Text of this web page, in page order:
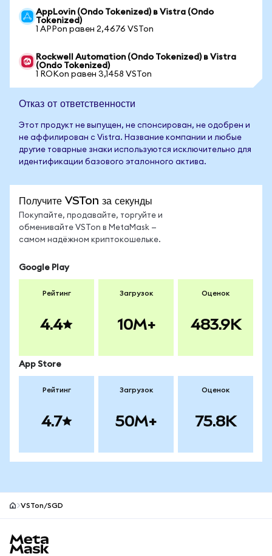
AppLovin (Ondo Tokenized) в Vistra (Ondo
Tokenized)
1 APPon равен 2,4676 VSTon
Rockwell Automation (Ondo Tokenized) в Vistra
(Ondo Tokenized)
1 ROKon равен 3,1458 VSTon
Отказ от ответственности
Этот продукт не выпущен, не спонсирован, не одобрен и
не аффилирован с Vistra. Название компании и любые
другие товарные знаки используются исключительно для
идентификации базового эталонного актива.
Получите VSTon за секунды
Покупайте, продавайте, торгуйте и
обменивайте VSTon в MetaMask —
самом надёжном криптокошельке.
Google Play
Рейтинг
4.4
Загрузок
10M+
Оценок
483.9K
App Store
Рейтинг
4.7
Загрузок
50M+
Оценок
75.8K
VSTon/SGD